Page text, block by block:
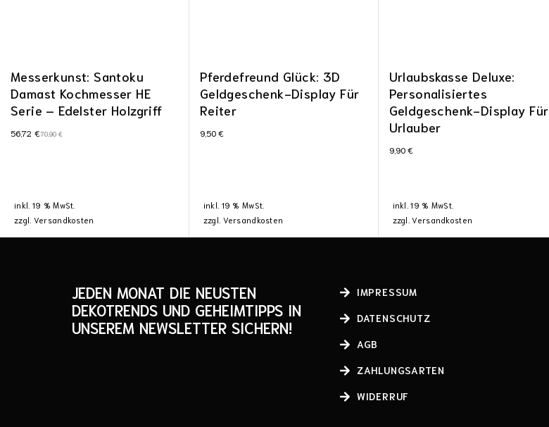
Messerkunst: Santoku
Damast Kochmesser HE
Serie – Edelster Holzgriff
70,90€
56,72 €
inkl. 19 % MwSt.
zzgl. Versandkosten
Pferdefreund Glück: 3D
Geldgeschenk-Display Für
Reiter
9,50€
inkl. 19 % MwSt.
zzgl. Versandkosten
Urlaubskasse Deluxe:
Personalisiertes
Geldgeschenk-Display Für
Urlauber
9,90€
inkl. 19 % MwSt.
zzgl.Versandkosten
JEDEN MONAT DIE NEUSTEN
DEKOTRENDS UND GEHEIMTIPPS IN
UNSEREM NEWSLETTER SICHERN!
IMPRESSUM
DATENSCHUTZ
AGB
ZAHLUNGSARTEN
WIDERRUF